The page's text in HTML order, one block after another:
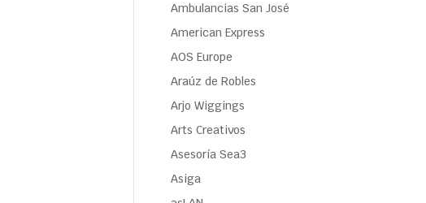
Ambulancias San José
American Express
AOS Europe
Araúz de Robles
Arjo Wiggings
Arts Creativos
Asesoría Sea3
Asiga